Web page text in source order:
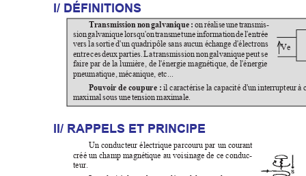
I/ DÉFINITIONS
Transmission non galvanique :
  on réalise une transmis-
sion galvanique lorsqu'on transmet une information de l'entrée
vers la sortie d'un quadripôle sans aucun échange d'électrons
entre ces deux parties. La transmission non galvanique peut se
faire par de la lumière, de l'énergie magnétique, de l'énergie
pneumatique, mécanique, etc...
Pouvoir de coupure : il caractérise la capacité d'un interrupteur à
maximal sous une tension maximale.
II/ RAPPELS ET PRINCIPE
Un conducteur électrique parcouru par un courant
créé un champ magnétique au voisinage de ce conduc-
teur.